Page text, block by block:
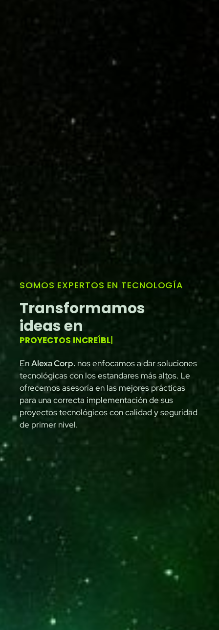
SOMOS EXPERTOS EN TECNOLOGÍA
Transformamos
ideas en
PROYECTOS INCREÍBL
EnAlexa Corp. nos enfocamos a dar soluciones
tecnológicas con los estandares más altos. Le
ofrecemos asesoría en las mejores prácticas
para una correcta implementación de sus
proyectos tecnológicos con calidad y seguridad
de primer nivel.